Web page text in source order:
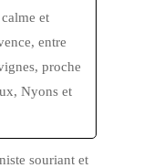
et
entre
proche
Nyons et
souriant et